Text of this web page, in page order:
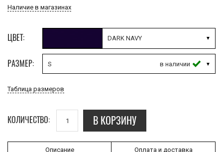
Наличие в магазинах
ЦВЕТ: DARK NAVY
РАЗМЕР: S
Таблица размеров
КОЛИЧЕСТВО: В КОРЗИНУ
Описание Оплата и доставка